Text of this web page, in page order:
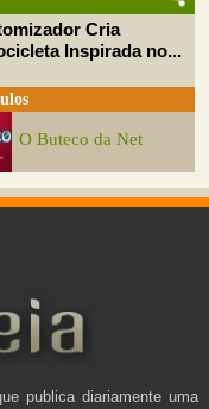
Cria
Inspirada no...
O Buteco da Net
publica diariamente uma